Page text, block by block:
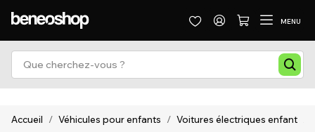
MENU
Accueil / Véhicules pour enfants / Voitures électriques enfant